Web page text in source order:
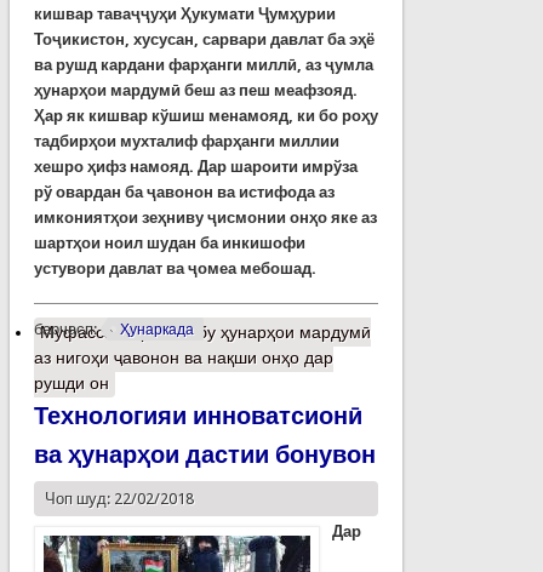
кишвар таваҷҷуҳи Ҳукумати Ҷумҳурии
Тоҷикистон, хусусан, сарвари давлат ба эҳё
ва рушд кардани фарҳанги миллӣ, аз ҷумла
ҳунарҳои мардумӣ беш аз пеш меафзояд.
Ҳар як кишвар кўшиш менамояд, ки бо роҳу
тадбирҳои мухталиф фарҳанги миллии
хешро ҳифз намояд. Дар шароити имрўза
рў овардан ба ҷавонон ва истифода аз
имкониятҳои зеҳниву ҷисмонии онҳо яке аз
шартҳои ноил шудан ба инкишофи
устувори давлат ва ҷомеа мебошад.
барчасп: Ҳунаркада
Муфассалтаро Касбу ҳунарҳои мардумӣ
аз нигоҳи ҷавонон ва нақши онҳо дар
рушди он
Технологияи инноватсионӣ
ва ҳунарҳои дастии бонувон
Чоп шуд: 22/02/2018
Дар